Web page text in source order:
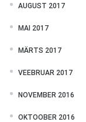
AUGUST 2017
MAI 2017
MÄRTS 2017
VEEBRUAR 2017
NOVEMBER 2016
OKTOOBER 2016